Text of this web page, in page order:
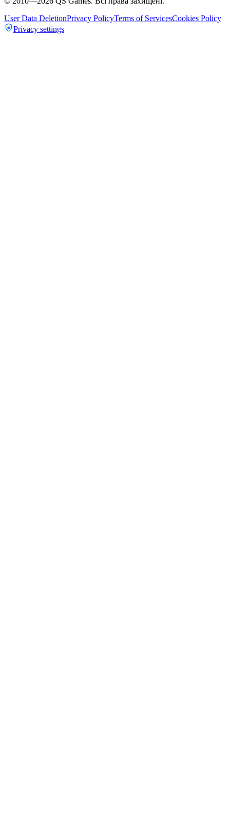
User Data DeletionPrivacy PolicyTerms of ServicesCookies Policy
Privacy settings